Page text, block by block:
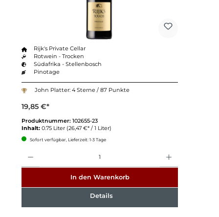
Rijk's Private Cellar
Rotwein - Trocken
Südafrika - Stellenbosch
Pinotage
John Platter: 4 Sterne / 87 Punkte
19,85 €*
Produktnummer: 102655-23
Inhalt: 0.75 Liter (26,47 €* / 1 Liter)
Sofort verfügbar, Lieferzeit: 1-3 Tage
In den Warenkorb
Details